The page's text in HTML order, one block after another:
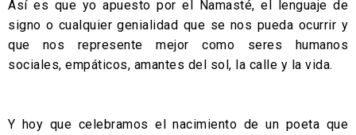
Así es que yo apuesto por el Namasté, el lenguaje de
signo o cualquier genialidad que se nos pueda ocurrir y
que nos represente mejor como seres humanos
sociales, empáticos, amantes del sol, la calle y la vida.
Y hoy que celebramos el nacimiento de un poeta que